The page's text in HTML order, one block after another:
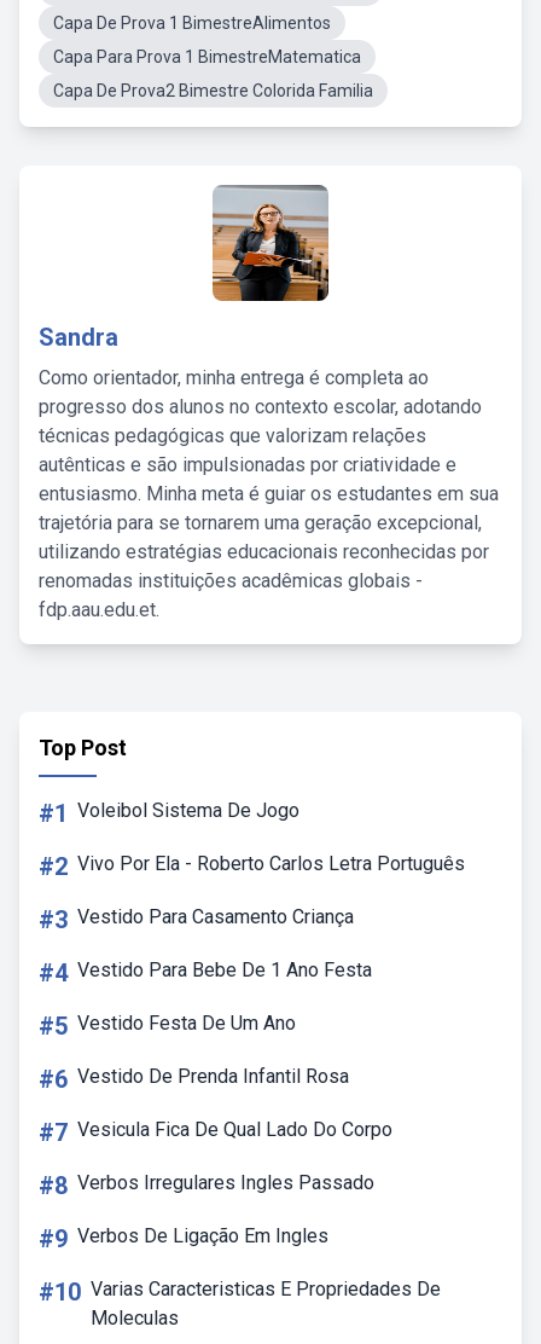
Capa De Prova 1 BimestreAlimentos
Capa Para Prova 1 BimestreMatematica
Capa De Prova2 Bimestre Colorida Familia
Sandra
Como orientador, minha entrega é completa ao
progresso dos alunos no contexto escolar, adotando
técnicas pedagógicas que valorizam relações
autênticas e são impulsionadas por criatividade e
entusiasmo. Minha meta é guiar os estudantes em sua
trajetória para se tornarem uma geração excepcional,
utilizando estratégias educacionais reconhecidas por
renomadas instituições acadêmicas globais -
fdp.aau.edu.et.
Top Post
#1 Voleibol Sistema De Jogo
#2 Vivo Por Ela - Roberto Carlos Letra Português
#3 Vestido Para Casamento Criança
#4 Vestido Para Bebe De 1 Ano Festa
#5 Vestido Festa De Um Ano
#6 Vestido De Prenda Infantil Rosa
#7 Vesicula Fica De Qual Lado Do Corpo
#8 Verbos Irregulares Ingles Passado
#9 Verbos De Ligação Em Ingles
#10 Varias Caracteristicas E Propriedades De
Moleculas